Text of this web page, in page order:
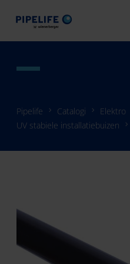
Pipelife Catalogi Elektro
UV stabiele installatiebuizen